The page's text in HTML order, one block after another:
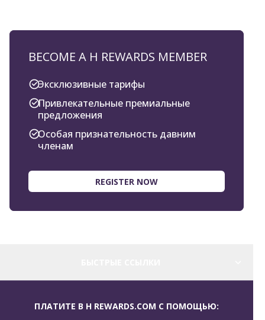
BECOME A H REWARDS MEMBER
Эксклюзивные тарифы
Привлекательные премиальные
предложения
Особая признательность давним
членам
REGISTER NOW
ПЛАТИТЕ В H REWARDS.COM С ПОМОЩЬЮ: